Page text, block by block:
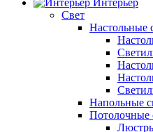
Интерьер
Свет
Настольные
Напольные
Потолочные